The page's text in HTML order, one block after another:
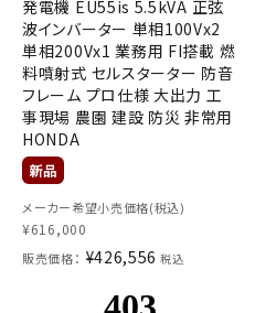
発電機 EU55is 5.5kVA 正弦
波インバーター 単相100Vx2
単相200Vx1 業務用 FI搭載 燃
料噴射式 セルスターター 防音
フレーム プロ仕様 大出力 工
事現場 農園 建設 防災 非常用
HONDA
メーカー希望小売価格(税込)
¥616,000
販売価格： ¥426,556 税込